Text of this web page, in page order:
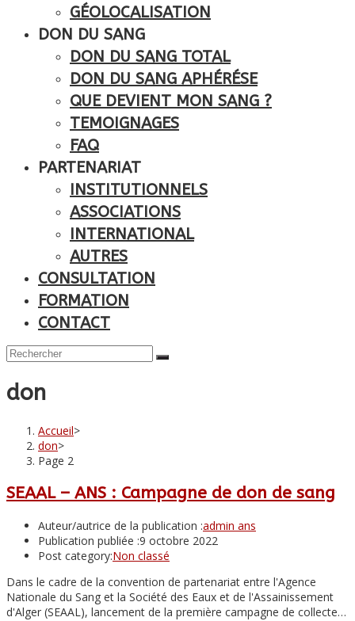
GÉOLOCALISATION
DON DU SANG
DON DU SANG TOTAL
DON DU SANG APHÉRÉSE
QUE DEVIENT MON SANG ?
TEMOIGNAGES
FAQ
PARTENARIAT
INSTITUTIONNELS
ASSOCIATIONS
INTERNATIONAL
AUTRES
CONSULTATION
FORMATION
CONTACT
don
Accueil>
don>
Page 2
SEAAL – ANS : Campagne de don de sang
Auteur/autrice de la publication :admin ans
Publication publiée :9 octobre 2022
Post category:Non classé
Dans le cadre de la convention de partenariat entre l'Agence
Nationale du Sang et la Société des Eaux et de l'Assainissement
d'Alger (SEAAL), lancement de la première campagne de collecte…